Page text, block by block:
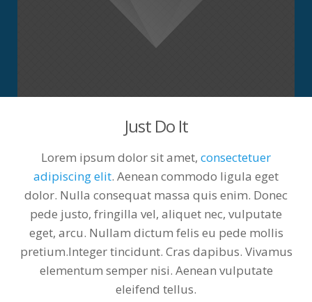
Just Do It
Lorem ipsum dolor sit amet, consectetuer
adipiscing elit. Aenean commodo ligula eget
dolor. Nulla consequat massa quis enim. Donec
pede justo, fringilla vel, aliquet nec, vulputate
eget, arcu. Nullam dictum felis eu pede mollis
pretium.Integer tincidunt. Cras dapibus. Vivamus
elementum semper nisi. Aenean vulputate
eleifend tellus.